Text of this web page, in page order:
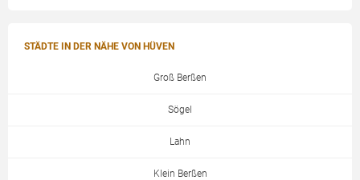
STÄDTE IN DER NÄHE VON HÜVEN
Groß Berßen
Sögel
Lahn
Klein Berßen